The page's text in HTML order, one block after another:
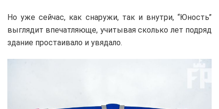
Но уже сейчас, как снаружи, так и внутри, “Юность”
выглядит впечатляюще, учитывая сколько лет подряд
здание простаивало и увядало.